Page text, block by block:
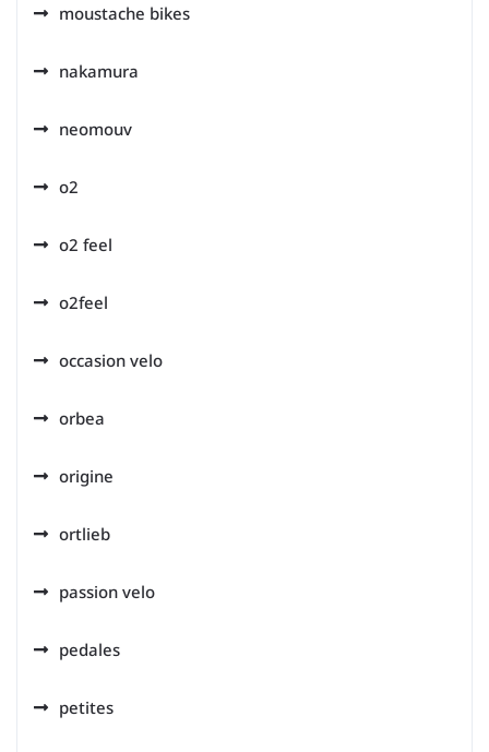
moustache bikes
nakamura
neomouv
o2
o2 feel
o2feel
occasion velo
orbea
origine
ortlieb
passion velo
pedales
petites